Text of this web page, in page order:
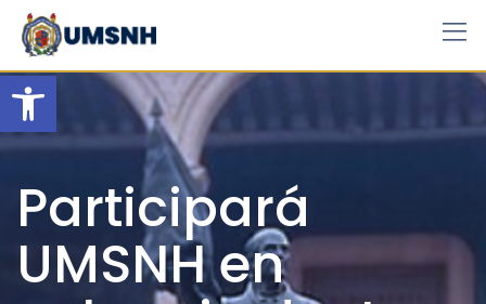
Open toolbar
Skip
content
Participará
UMSNH en